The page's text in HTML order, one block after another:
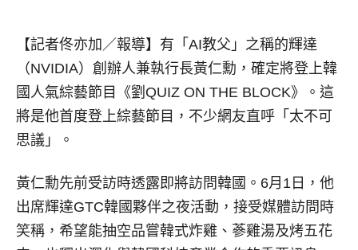
【記者佟亦加／報導】 有「AI教父」之稱的輝達
（NVIDIA）創辦人兼執行長黃仁勳，確定將登上韓
國人氣綜藝節目《劉QUIZ ON THE BLOCK》。這
將是他首度登上綜藝節目，不少網友直呼「太不可
思議」。
黃仁勳先前受訪時透露即將訪問韓國。6月1日，他
出席輝達GTC韓國夥伴之夜活動，接受媒體訪問時
笑稱，希望能抽空品嘗韓式炸雞、蔘雞湯及烤五花